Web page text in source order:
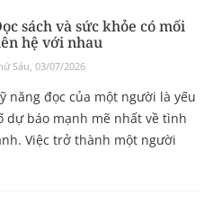
sách và sức khỏe có mối
hệ với nhau
Sáu, 03/07/2026
năng đọc của một người là yếu
dự báo mạnh mẽ nhất về tình
Việc trở thành một người